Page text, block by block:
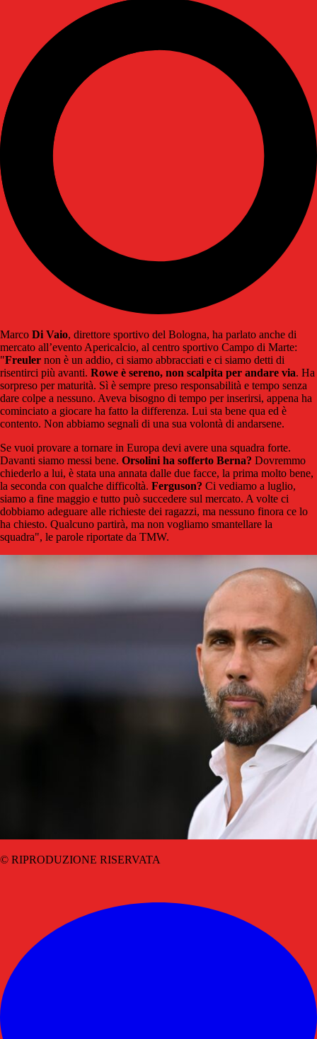
Marco Di Vaio, direttore sportivo del Bologna, ha parlato anche di
mercato all’evento Apericalcio, al centro sportivo Campo di Marte:
"Freuler non è un addio, ci siamo abbracciati e ci siamo detti di
risentirci più avanti. Rowe è sereno, non scalpita per andare via. Ha
sorpreso per maturità. Sì è sempre preso responsabilità e tempo senza
dare colpe a nessuno. Aveva bisogno di tempo per inserirsi, appena ha
cominciato a giocare ha fatto la differenza. Lui sta bene qua ed è
contento. Non abbiamo segnali di una sua volontà di andarsene.
Se vuoi provare a tornare in Europa devi avere una squadra forte.
Davanti siamo messi bene. Orsolini ha sofferto Berna? Dovremmo
chiederlo a lui, è stata una annata dalle due facce, la prima molto bene,
la seconda con qualche difficoltà. Ferguson? Ci vediamo a luglio,
siamo a fine maggio e tutto può succedere sul mercato. A volte ci
dobbiamo adeguare alle richieste dei ragazzi, ma nessuno finora ce lo
ha chiesto. Qualcuno partirà, ma non vogliamo smantellare la
squadra", le parole riportate da TMW.
© RIPRODUZIONE RISERVATA